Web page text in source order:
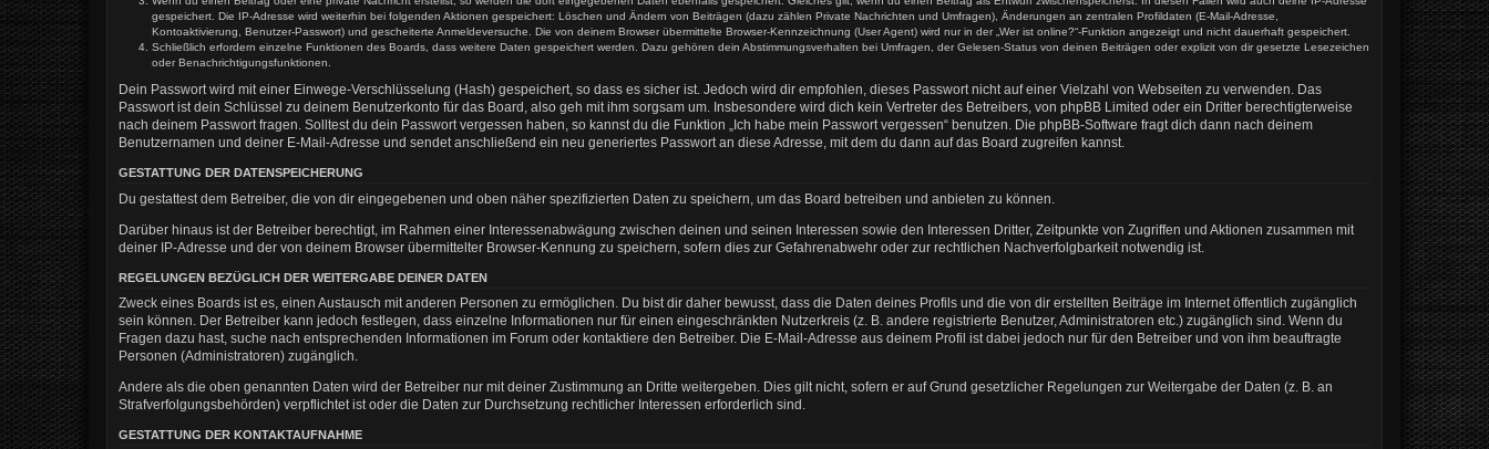
gespeichert. Die IP-Adresse wird weiterhin bei folgenden Aktionen gespeichert: Löschen und Ändern von Beiträgen (dazu zählen Private Nachrichten und Umfragen), Änderungen an zentralen Profildaten (E-Mail-Adresse,
Kontoaktivierung, Benutzer-Passwort) und gescheiterte Anmeldeversuche. Die von deinem Browser übermittelte Browser-Kennzeichnung (User Agent) wird nur in der „Wer ist online?“-Funktion angezeigt und nicht dauerhaft gespeichert.
Schließlich erfordern einzelne Funktionen des Boards, dass weitere Daten gespeichert werden. Dazu gehören dein Abstimmungsverhalten bei Umfragen, der Gelesen-Status von deinen Beiträgen oder explizit von dir gesetzte Lesezeichen
oder Benachrichtigungsfunktionen.
Dein Passwort wird mit einer Einwege-Verschlüsselung (Hash) gespeichert, so dass es sicher ist. Jedoch wird dir empfohlen, dieses Passwort nicht auf einer Vielzahl von Webseiten zu verwenden. Das
Passwort ist dein Schlüssel zu deinem Benutzerkonto für das Board, also geh mit ihm sorgsam um. Insbesondere wird dich kein Vertreter des Betreibers, von phpBB Limited oder ein Dritter berechtigterweise
nach deinem Passwort fragen. Solltest du dein Passwort vergessen haben, so kannst du die Funktion „Ich habe mein Passwort vergessen“ benutzen. Die phpBB-Software fragt dich dann nach deinem
Benutzernamen und deiner E-Mail-Adresse und sendet anschließend ein neu generiertes Passwort an diese Adresse, mit dem du dann auf das Board zugreifen kannst.
GESTATTUNG DER DATENSPEICHERUNG
Du gestattest dem Betreiber, die von dir eingegebenen und oben näher spezifizierten Daten zu speichern, um das Board betreiben und anbieten zu können.
Darüber hinaus ist der Betreiber berechtigt, im Rahmen einer Interessenabwägung zwischen deinen und seinen Interessen sowie den Interessen Dritter, Zeitpunkte von Zugriffen und Aktionen zusammen mit
deiner IP-Adresse und der von deinem Browser übermittelter Browser-Kennung zu speichern, sofern dies zur Gefahrenabwehr oder zur rechtlichen Nachverfolgbarkeit notwendig ist.
REGELUNGEN BEZÜGLICH DER WEITERGABE DEINER DATEN
Zweck eines Boards ist es, einen Austausch mit anderen Personen zu ermöglichen. Du bist dir daher bewusst, dass die Daten deines Profils und die von dir erstellten Beiträge im Internet öffentlich zugänglich
sein können. Der Betreiber kann jedoch festlegen, dass einzelne Informationen nur für einen eingeschränkten Nutzerkreis (z. B. andere registrierte Benutzer, Administratoren etc.) zugänglich sind. Wenn du
Fragen dazu hast, suche nach entsprechenden Informationen im Forum oder kontaktiere den Betreiber. Die E-Mail-Adresse aus deinem Profil ist dabei jedoch nur für den Betreiber und von ihm beauftragte
Personen (Administratoren) zugänglich.
Andere als die oben genannten Daten wird der Betreiber nur mit deiner Zustimmung an Dritte weitergeben. Dies gilt nicht, sofern er auf Grund gesetzlicher Regelungen zur Weitergabe der Daten (z. B. an
Strafverfolgungsbehörden) verpflichtet ist oder die Daten zur Durchsetzung rechtlicher Interessen erforderlich sind.
GESTATTUNG DER KONTAKTAUFNAHME